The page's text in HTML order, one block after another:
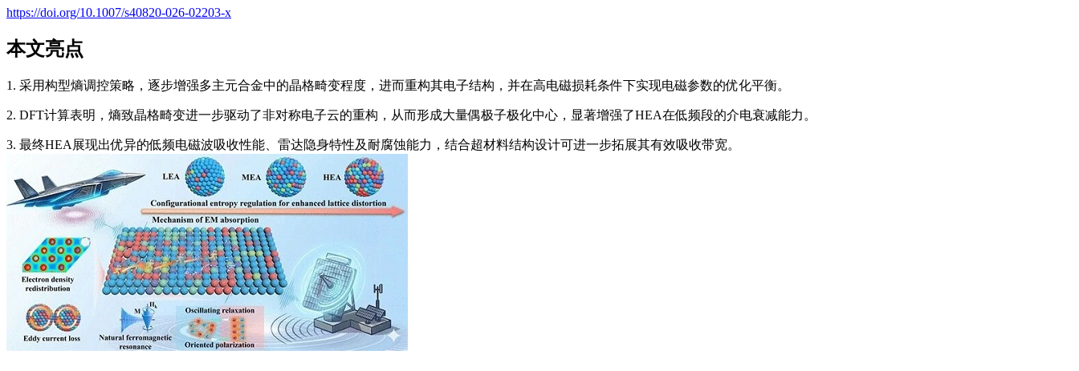
https://doi.org/10.1007/s40820-026-02203-x
本文亮点
1. 采用构型熵调控策略，逐步增强多主元合金中的晶格畸变程度，进而重构其电子结构，并在高电磁损耗条件下实现电磁参数的优化平衡。
2. DFT计算表明，熵致晶格畸变进一步驱动了非对称电子云的重构，从而形成大量偶极子极化中心，显著增强了HEA在低频段的介电衰减能力。
3. 最终HEA展现出优异的低频电磁波吸收性能、雷达隐身特性及耐腐蚀能力，结合超材料结构设计可进一步拓展其有效吸收带宽。